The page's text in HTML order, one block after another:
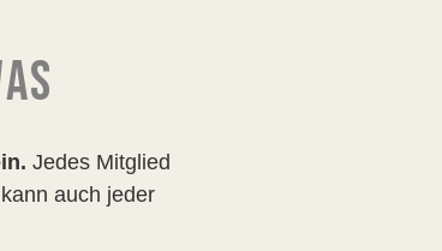
Jedes Mitglied
auch jeder